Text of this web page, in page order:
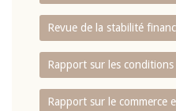
Revue de la stabilité
Rapport sur les conditions
Rapport sur le commerce